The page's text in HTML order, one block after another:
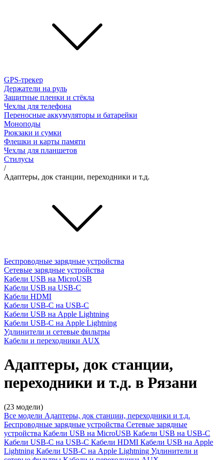
GPS-трекер
Держатели на руль
Защитные пленки и стёкла
Чехлы для телефона
Переносные аккумуляторы и батарейки
Моноподы
Рюкзаки и сумки
Флешки и карты памяти
Чехлы для планшетов
Стилусы
/
Адаптеры, док станции, переходники и т.д.
Беспроводные зарядные устройства
Сетевые зарядные устройства
Кабели USB на MicroUSB
Кабели USB на USB-C
Кабели HDMI
Кабели USB-C на USB-C
Кабели USB на Apple Lightning
Кабели USB-C на Apple Lightning
Удлинители и сетевые фильтры
Кабели и переходники AUX
Адаптеры, док станции,
переходники и т.д. в Рязани
(23 модели)
Все модели Адаптеры, док станции, переходники и т.д.
Беспроводные зарядные устройства Сетевые зарядные
устройства Кабели USB на MicroUSB Кабели USB на USB-C
Кабели USB-C на USB-C Кабели HDMI Кабели USB на Apple
Lightning Кабели USB-C на Apple Lightning Удлинители и